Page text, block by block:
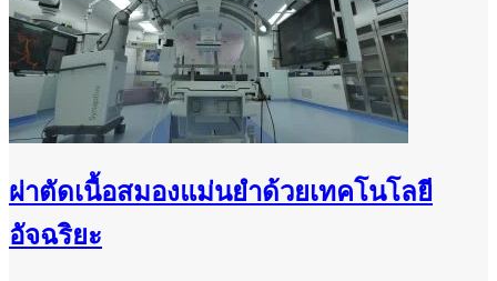
ผ่าตัดเนื้อสมองแม่นยำด้วยเทคโนโลยี
อัจฉริยะ